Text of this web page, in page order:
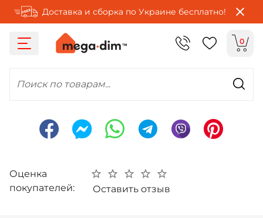
Доставка и сборка по Украине бесплатно!
0
Поиск по товарам...
Оценка
покупателей:
Оставить отзыв